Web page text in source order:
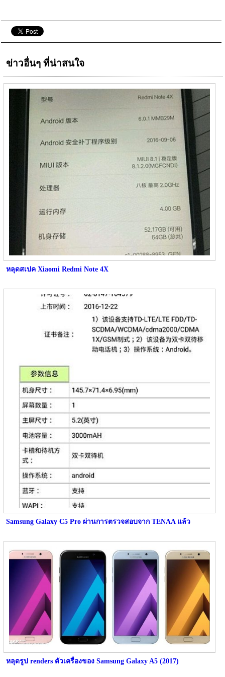
ข่าวอื่นๆ ที่น่าสนใจ
หลุดสเปค Xiaomi Redmi Note 4X
Samsung Galaxy C5 Pro ผ่านการตรวจสอบจาก TENAA แล้ว
หลุดรูป renders ตัวเครื่องของ Samsung Galaxy A5 (2017)